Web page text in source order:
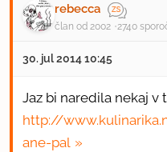
rebecca
član od 2002 2740
30. jul 2014 10:45
Jaz bi naredila nekaj v
http://
ane-pal